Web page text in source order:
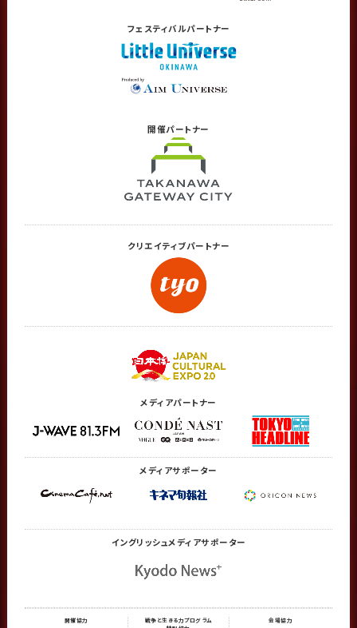
フェスティバルパートナー
開催パートナー
クリエイティブパートナー
メディアパートナー
メディアサポーター
イングリッシュメディアサポーター
開催協力
戦争と生きる力プログラム
会場協力